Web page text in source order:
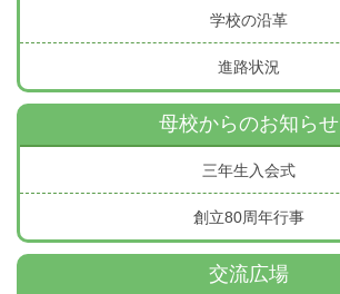
学校の沿革
進路状況
母校からのお知らせ
三年生入会式
創立80周年行事
交流広場